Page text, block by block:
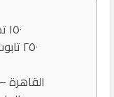
– ١٥٠ تمثال برونزي لآلهة مصرية قديمة
القاهرة